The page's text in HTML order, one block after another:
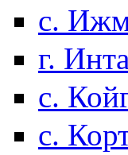
с.
г. Инта
с.
с.